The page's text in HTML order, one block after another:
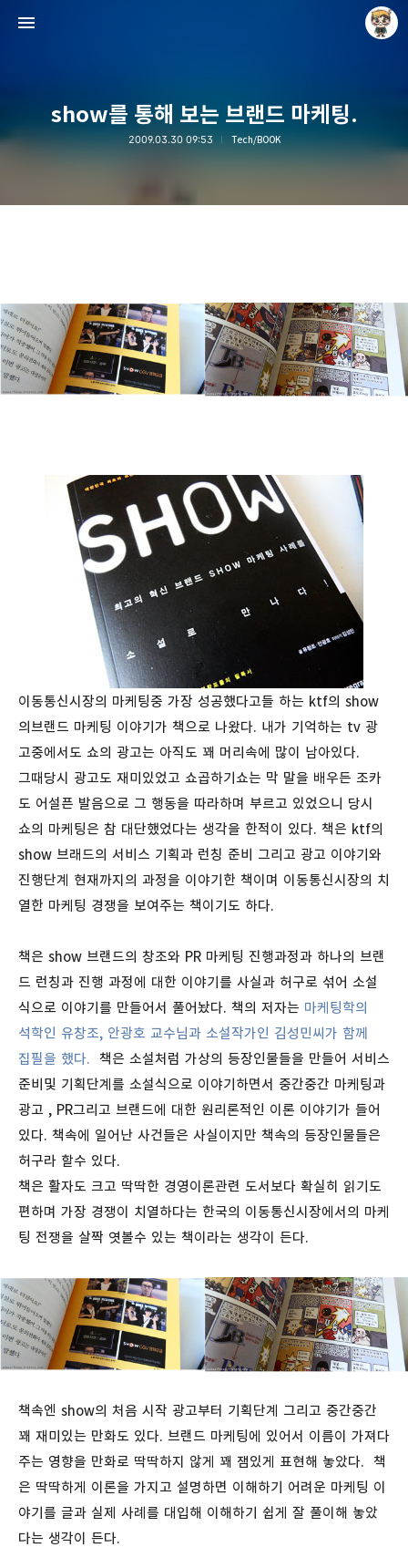
show를 통해 보는 브랜드 마케팅.
2009.03.30 09:53 Tech/BOOK
이동통신시장의 마케팅중 가장 성공했다고들 하는 ktf의 show
의브랜드 마케팅 이야기가 책으로 나왔다. 내가 기억하는 tv 광
고중에서도 쇼의 광고는 아직도 꽤 머리속에 많이 남아있다.
그때당시 광고도 재미있었고 쇼곱하기쇼는 막 말을 배우든 조카
도 어설픈 발음으로 그 행동을 따라하며 부르고 있었으니 당시
쇼의 마케팅은 참 대단했었다는 생각을 한적이 있다. 책은 ktf의
show 브래드의 서비스 기획과 런칭 준비 그리고 광고 이야기와
진행단계 현재까지의 과정을 이야기한 책이며 이동통신시장의 치
열한 마케팅 경쟁을 보여주는 책이기도 하다.
책은 show 브랜드의 창조와 PR 마케팅 진행과정과 하나의 브랜
드 런칭과 진행 과정에 대한 이야기를 사실과 허구로 섞어 소설
식으로 이야기를 만들어서 풀어놨다. 책의 저자는 마케팅학의
석학인 유창조, 안광호 교수님과 소설작가인 김성민씨가 함께
집필을 했다. 책은 소설처럼 가상의 등장인물들을 만들어 서비스
준비및 기획단계를 소설식으로 이야기하면서 중간중간 마케팅과
광고 , PR그리고 브랜드에 대한 원리론적인 이론 이야기가 들어
있다. 책속에 일어난 사건들은 사실이지만 책속의 등장인물들은
허구라 할수 있다.
책은 활자도 크고 딱딱한 경영이론관련 도서보다 확실히 읽기도
편하며 가장 경쟁이 치열하다는 한국의 이동통신시장에서의 마케
팅 전쟁을 살짝 엿볼수 있는 책이라는 생각이 든다.
책속엔 show의 처음 시작 광고부터 기획단계 그리고 중간중간
꽤 재미있는 만화도 있다. 브랜드 마케팅에 있어서 이름이 가져다
주는 영향을 만화로 딱딱하지 않게 꽤 잼있게 표현해 놓았다. 책
은 딱딱하게 이론을 가지고 설명하면 이해하기 어려운 마케팅 이
야기를 글과 실제 사례를 대입해 이해하기 쉽게 잘 풀이해 놓았
다는 생각이 든다.
Raycat : Photo and Story